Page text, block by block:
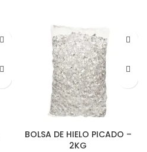
BOLSA DE HIELO PICADO –
2KG